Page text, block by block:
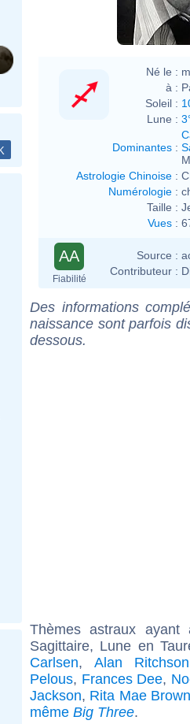
Né le :
à :
Soleil :
Lune :
Dominantes :
Astrologie Chinoise :
Numérologie :
Taille :
Vues :
AA
Fiabilité
Source :
Contributeur :
Des informations
naissance sont parfois
dessous.
Thèmes astraux
Sagittaire, Lune en
Carlsen, Alan Ritchson
Pelous, Frances Dee,
Jackson, Rita Mae
même Big Three.